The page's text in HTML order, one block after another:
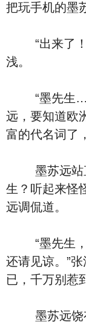
把玩手机的墨
“出来了！”
浅。
“墨先生
远，要知道欧
富的代名词了
墨苏远站直
生？听起来怪
远调侃道。
“墨先生，
还请见谅。”
已，千万别惹
墨苏远饶有